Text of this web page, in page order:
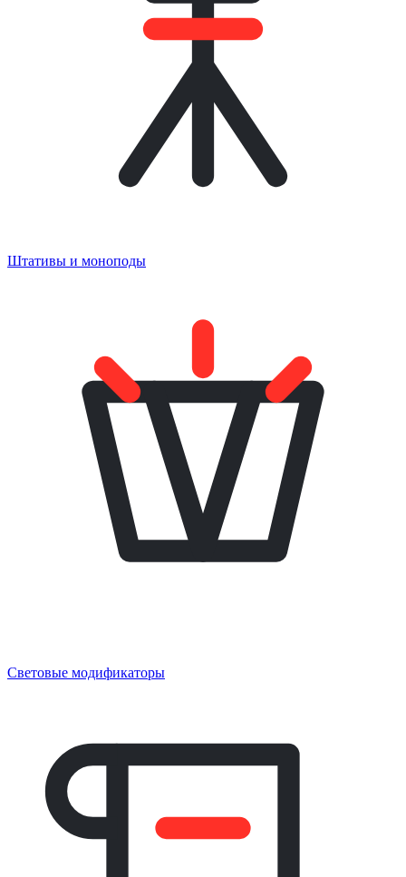
Штативы и моноподы
Световые модификаторы